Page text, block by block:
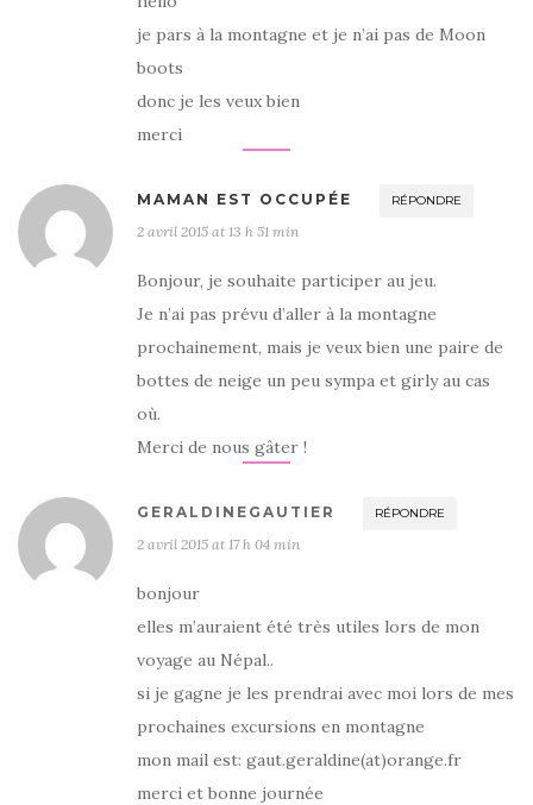
je pars à la montagne et je n’ai pas de Moon
boots
donc je les veux bien
merci
MAMAN EST OCCUPÉE RÉPONDRE
2 avril 2015 at 13 h 51 min
Bonjour, je souhaite participer au jeu.
Je n’ai pas prévu d’aller à la montagne
prochainement, mais je veux bien une paire de
bottes de neige un peu sympa et girly au cas
où.
Merci de nous gâter !
GERALDINEGAUTIER RÉPONDRE
2 avril 2015 at 17 h 04 min
bonjour
elles m’auraient été très utiles lors de mon
voyage au Népal..
si je gagne je les prendrai avec moi lors de mes
prochaines excursions en montagne
mon mail est: gaut.geraldine(at)orange.fr
merci et bonne journée